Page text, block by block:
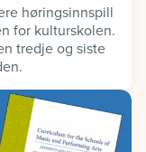
høringsinnspill
for kulturskolen.
tredje og siste